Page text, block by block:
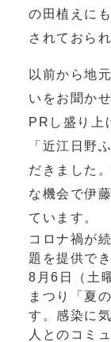
の田植えに
されておら
以前から地
いをお聞か
PRし盛り上
「近江日野
だきました
な機会で伊
ています。
コロナ禍が
題を提供で
8月6日（土
まつり「夏
す。感染に
人とのコミ